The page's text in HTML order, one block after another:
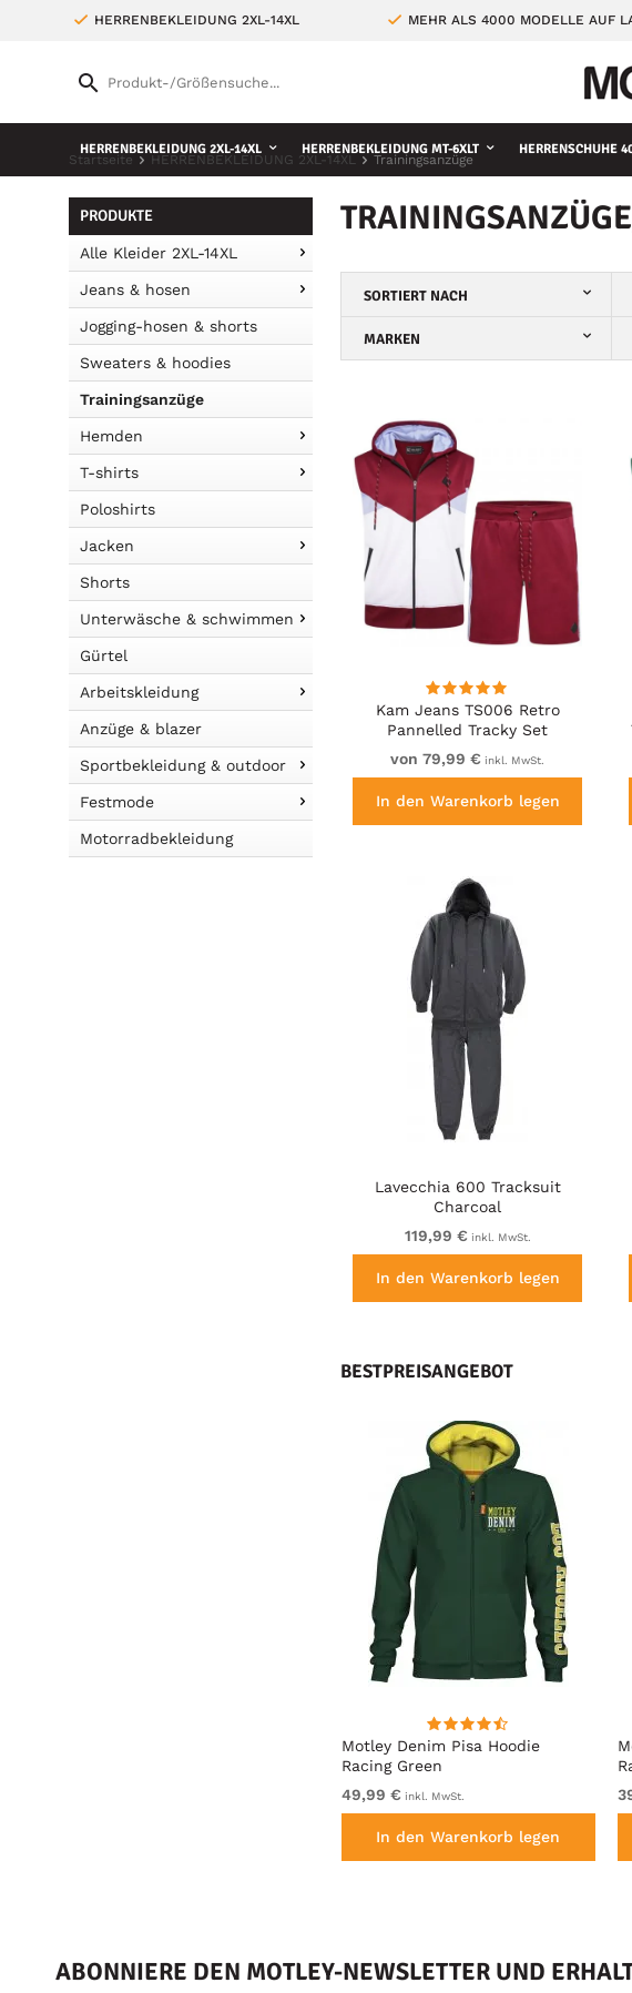
HERRENBEKLEIDUNG 2XL-14XL MEHR ALS 4000 MODELLE AUF
HERRENBEKLEIDUNG 2XL-14XL HERRENBEKLEIDUNG MT-6XLT HERRENSCHUHE
Startseite HERRENBEKLEIDUNG 2XL-14XL Trainingsanzüge
PRODUKTE
Alle Kleider 2XL-14XL
Jeans & hosen
Jogging-hosen & shorts
Sweaters & hoodies
Trainingsanzüge
Hemden
T-shirts
Poloshirts
Jacken
Shorts
Unterwäsche & schwimmen
Gürtel
Arbeitskleidung
Anzüge & blazer
Sportbekleidung & outdoor
Festmode
Motorradbekleidung
SORTIERT NACH
MARKEN
Kam Jeans TS006 Retro
Pannelled Tracky Set
(Shorts/Sleeveless Hoodie)
Red
von 79,99 € inkl. MwSt.
In den Warenkorb legen
Lavecchia 600 Tracksuit
Charcoal
119,99 € inkl. MwSt.
In den Warenkorb legen
BESTPREISANGEBOT
Motley Denim Pisa Hoodie
Racing Green
49,99 € inkl. MwSt.
In den Warenkorb legen
ABONNIERE DEN MOTLEY-NEWSLETTER UND